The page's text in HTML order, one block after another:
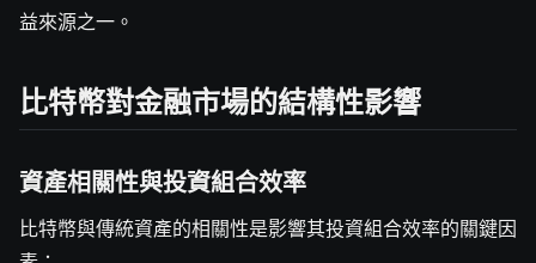
益來源之一。
比特幣對金融市場的結構性影響
資產相關性與投資組合效率
比特幣與傳統資產的相關性是影響其投資組合效率的關鍵因